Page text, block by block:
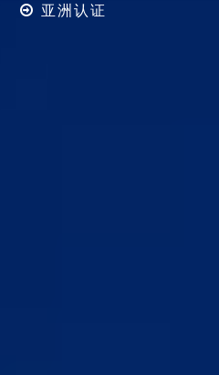
亚洲认证